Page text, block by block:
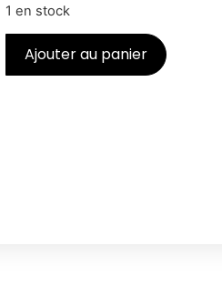
1 en stock
Ajouter au panier